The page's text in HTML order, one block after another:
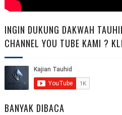
INGIN DUKUNG DAKWAH
CHANNEL YOU TUBE KAMI ?
BANYAK DIBACA